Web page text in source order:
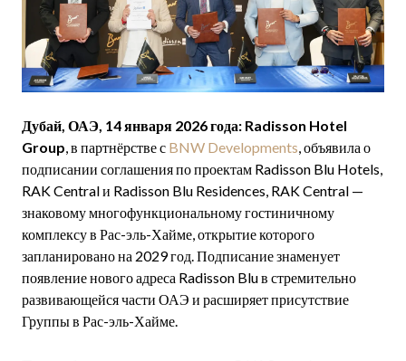
Дубай, ОАЭ, 14 января 2026 года: Radisson Hotel
Group , в партнёрстве с BNW Developments , объявила о
подписании соглашения по проектам Radisson Blu Hotels,
RAK Central и Radisson Blu Residences, RAK Central —
знаковому многофункциональному гостиничному
комплексу в Рас-эль-Хайме, открытие которого
запланировано на 2029 год. Подписание знаменует
появление нового адреса Radisson Blu в стремительно
развивающейся части ОАЭ и расширяет присутствие
Группы в Рас-эль-Хайме.